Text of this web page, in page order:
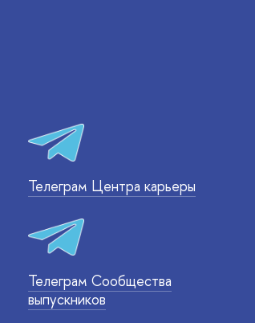
Телеграм Центра карьеры
Телеграм Сообщества
выпускников